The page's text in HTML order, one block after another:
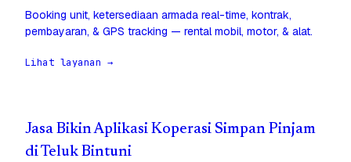
Booking unit, ketersediaan armada real-time, kontrak,
pembayaran, & GPS tracking — rental mobil, motor, & alat.
Lihat layanan →
Jasa Bikin Aplikasi Koperasi Simpan Pinjam
di Teluk Bintuni